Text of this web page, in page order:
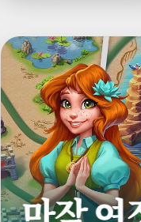
요
마
작
여
정